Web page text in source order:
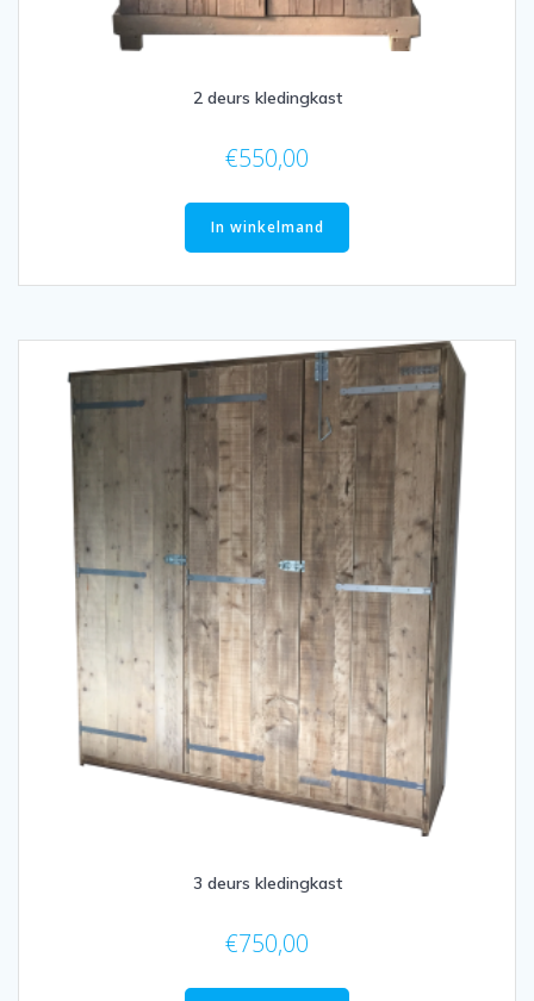
2 deurs kledingkast
€550,00
In winkelmand
3 deurs kledingkast
€750,00